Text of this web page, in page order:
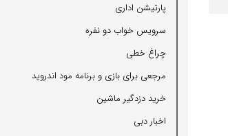
پارتیشن اداری
سرویس خواب دو نفره
چراغ خطی
مرجعی برای بازی و برنامه مود اندروید
خرید دزدگیر ماشین
اخبار دبی